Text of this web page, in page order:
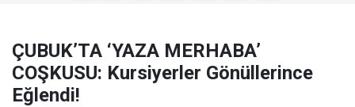
ÇUBUK’TA ‘YAZA MERHABA’
COŞKUSU: Kursiyerler Gönüllerince
Eğlendi!